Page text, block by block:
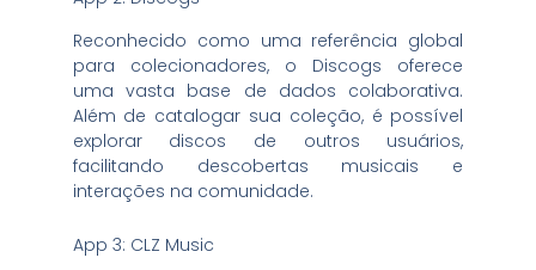
Reconhecido como uma referência global
para colecionadores, o Discogs oferece
uma vasta base de dados colaborativa.
Além de catalogar sua coleção, é possível
explorar discos de outros usuários,
facilitando descobertas musicais e
interações na comunidade.
App 3: CLZ Music